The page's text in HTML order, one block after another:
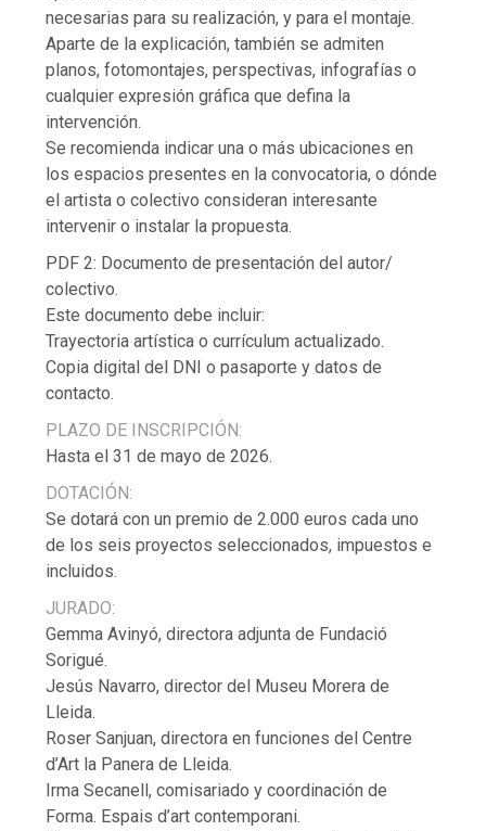
necesarias para su realización, y para el montaje.
Aparte de la explicación, también se admiten
planos, fotomontajes, perspectivas, infografías o
cualquier expresión gráfica que defina la
intervención.
Se recomienda indicar una o más ubicaciones en
los espacios presentes en la convocatoria, o dónde
el artista o colectivo consideran interesante
intervenir o instalar la propuesta.
PDF 2: Documento de presentación del autor/
colectivo.
Este documento debe incluir:
Trayectoria artística o currículum actualizado.
Copia digital del DNI o pasaporte y datos de
contacto.
PLAZO DE INSCRIPCIÓN:
Hasta el 31 de mayo de 2026.
DOTACIÓN:
Se dotará con un premio de 2.000 euros cada uno
de los seis proyectos seleccionados, impuestos e
incluidos.
JURADO:
Gemma Avinyó, directora adjunta de Fundació
Sorigué.
Jesús Navarro, director del Museu Morera de
Lleida.
Roser Sanjuan, directora en funciones del Centre
d’Art la Panera de Lleida.
Irma Secanell, comisariado y coordinación de
Forma. Espais d’art contemporani.